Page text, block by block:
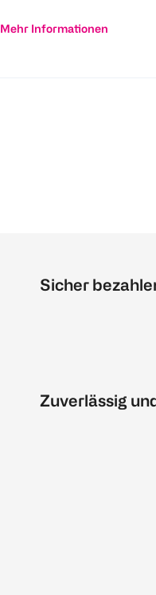
Mehr Informationen
Sicher
Zuverlässig